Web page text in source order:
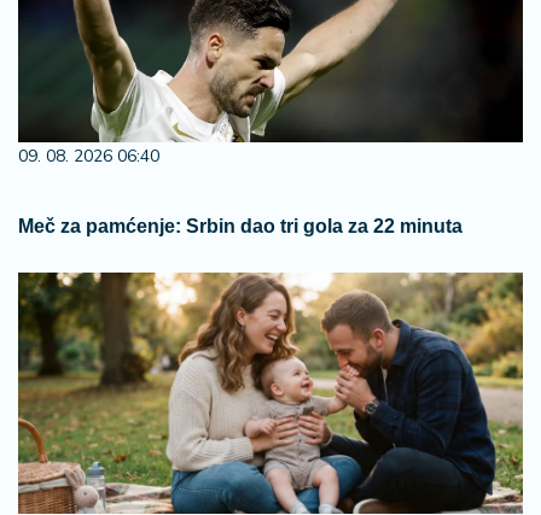
09. 08. 2026 06:40
Meč za pamćenje: Srbin dao tri gola za 22 minuta